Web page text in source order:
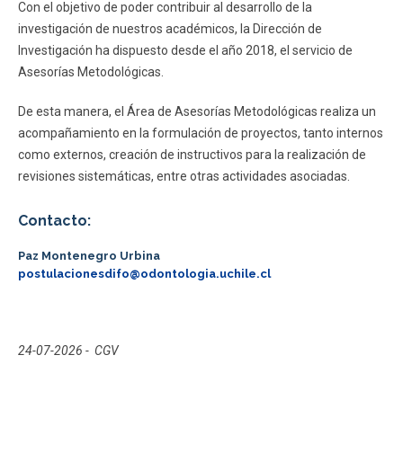
BIBLIOTECA
FUNCIONARIOS EGRESADOS
Con el objetivo de poder contribuir al desarrollo de la
investigación de nuestros académicos, la Dirección de
Investigación ha dispuesto desde el año 2018, el servicio de
Asesorías Metodológicas.
De esta manera, el Área de Asesorías Metodológicas realiza un
acompañamiento en la formulación de proyectos, tanto internos
como externos, creación de instructivos para la realización de
revisiones sistemáticas, entre otras actividades asociadas.
Contacto:
Paz Montenegro Urbina
postulacionesdifo@odontologia.uchile.cl
24-07-2026 - CGV